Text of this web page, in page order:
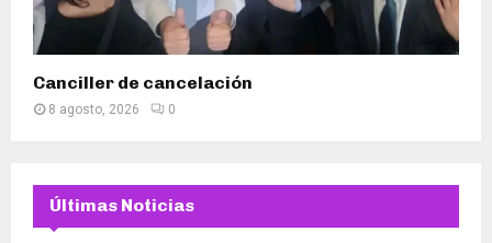
Canciller de cancelación
8 agosto, 2026 0
Últimas Noticias